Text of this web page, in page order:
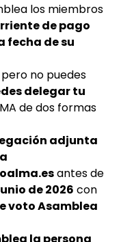
los miembros
de pago
fecha de su
no puedes
delegar tu
de dos formas
adjunta
antes de
de 2026 con
voto Asamblea
la persona